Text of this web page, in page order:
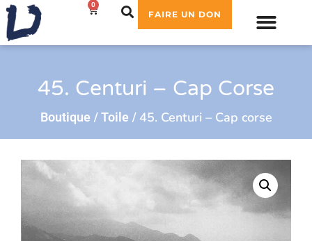
€ 0
FAIRE UN DON
45. Centuri – Cap Corse
Boutique /Toile / 45. Centuri – Cap corse